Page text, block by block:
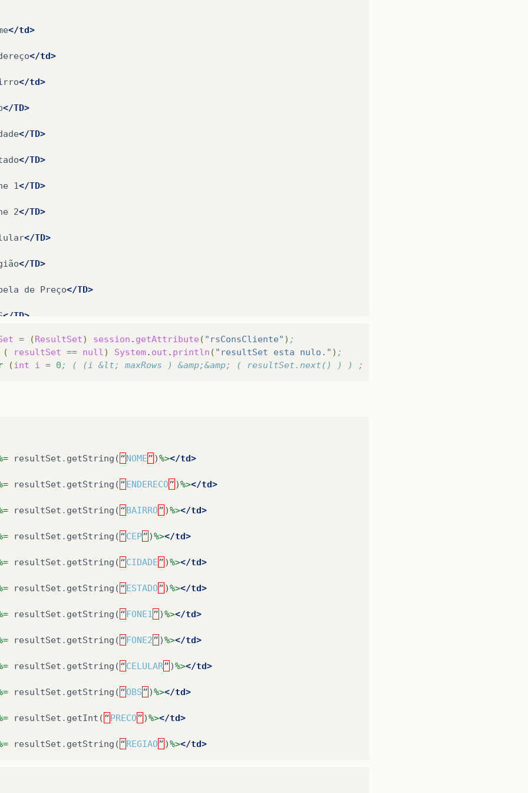
</td>
</td>
</td>
</TD>
</TD>
</TD>
1</TD>
2</TD>
</TD>
</TD>
de Preço</TD>
</TD>
resultSet null ; %>
= (ResultSet) session . getAttribute ( "rsConsCliente" ) ;
(
resultSet == null ) System. out . println ( "resultSet esta nulo." ) ;
( int i = 0; ( (i &lt; maxRows ) &amp;&amp; ( resultSet.next() ) ) ; i++){
resultSet . getString ( “NOME” )%></td>
resultSet . getString ( “ENDERECO” )%></td>
resultSet . getString ( “BAIRRO” )%></td>
resultSet . getString ( “CEP” )%></td>
resultSet . getString ( “CIDADE” )%></td>
resultSet . getString ( “ESTADO” )%></td>
resultSet . getString ( “FONE1 ” )%></td>
resultSet . getString ( “FONE2” )%></td>
resultSet . getString ( “CELULAR” )%></td>
resultSet . getString ( “OBS” )%></td>
resultSet . getInt ( “PRECO” )%></td>
resultSet . getString ( “REGIAO” )%></td>